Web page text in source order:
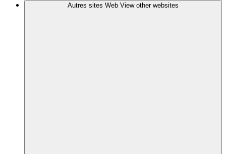
Autres sites Web View other websites